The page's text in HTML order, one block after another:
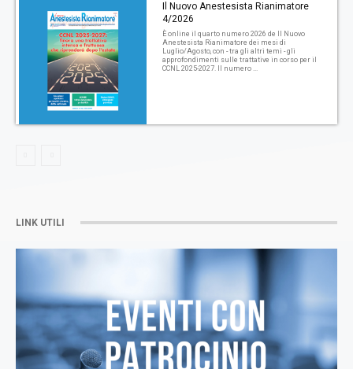
Il Nuovo Anestesista Rianimatore
4/2026
È online il quarto numero 2026 de Il Nuovo
Anestesista Rianimatore dei mesi di
Luglio/Agosto, con - tra gli altri temi - gli
approfondimenti sulle trattative in corso per il
CCNL 2025-2027. Il numero ...
LINK UTILI